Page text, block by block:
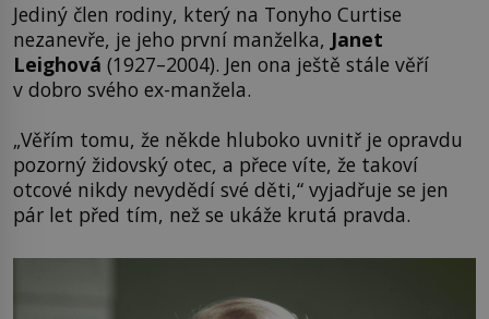
Jediný člen rodiny, který na Tonyho Curtise
nezanevře, je jeho první manželka, Janet
Leighová (1927–2004). Jen ona ještě stále věří
v dobro svého ex-manžela.
„Věřím tomu, že někde hluboko uvnitř je opravdu
pozorný židovský otec, a přece víte, že takoví
otcové nikdy nevydědí své děti,“ vyjadřuje se jen
pár let před tím, než se ukáže krutá pravda.